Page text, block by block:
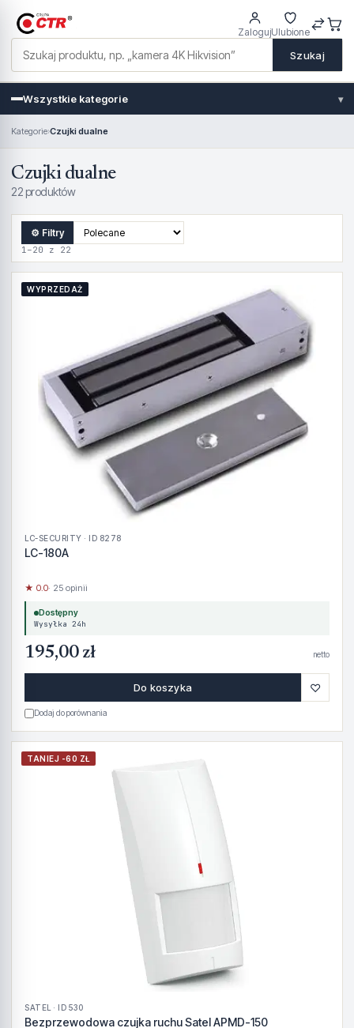
Szukaj
ZalogujUlubione
Wszystkie kategorie ▾
Kategorie›Czujki dualne
Czujki dualne
22 produktów
⚙ Filtry
1–20 z 22
WYPRZEDAŻ
LC-SECURITY · ID 8278
LC-180A
★ 0.0· 25 opinii
Dostępny
Wysyłka 24h
195,00 zł netto
Do koszyka ♡
Dodaj do porównania
TANIEJ -60 ZŁ
SATEL · ID 530
Bezprzewodowa czujka ruchu Satel APMD-150